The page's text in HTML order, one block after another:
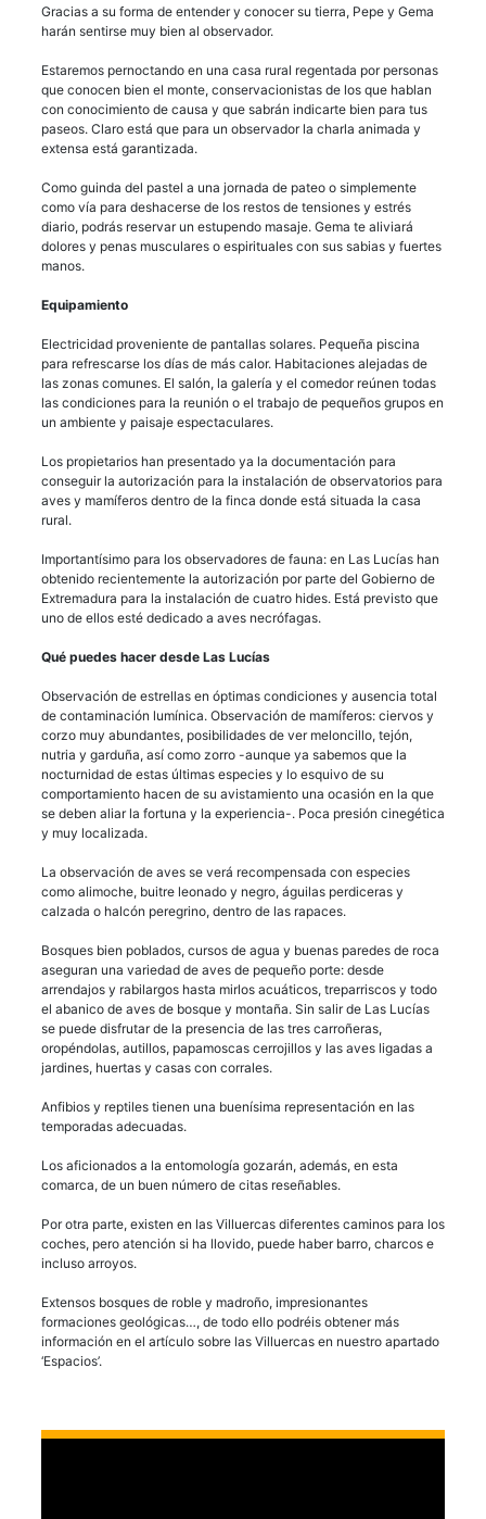
Gracias a su forma de entender y conocer su tierra, Pepe y Gema
harán sentirse muy bien al observador.
Estaremos pernoctando en una casa rural regentada por personas
que conocen bien el monte, conservacionistas de los que hablan
con conocimiento de causa y que sabrán indicarte bien para tus
paseos. Claro está que para un observador la charla animada y
extensa está garantizada.
Como guinda del pastel a una jornada de pateo o simplemente
como vía para deshacerse de los restos de tensiones y estrés
diario, podrás reservar un estupendo masaje. Gema te aliviará
dolores y penas musculares o espirituales con sus sabias y fuertes
manos.
Equipamiento
Electricidad proveniente de pantallas solares. Pequeña piscina
para refrescarse los días de más calor. Habitaciones alejadas de
las zonas comunes. El salón, la galería y el comedor reúnen todas
las condiciones para la reunión o el trabajo de pequeños grupos en
un ambiente y paisaje espectaculares.
Los propietarios han presentado ya la documentación para
conseguir la autorización para la instalación de observatorios para
aves y mamíferos dentro de la finca donde está situada la casa
rural.
Importantísimo para los observadores de fauna: en Las Lucías han
obtenido recientemente la autorización por parte del Gobierno de
Extremadura para la instalación de cuatro hides. Está previsto que
uno de ellos esté dedicado a aves necrófagas.
Qué puedes hacer desde Las Lucías
Observación de estrellas en óptimas condiciones y ausencia total
de contaminación lumínica. Observación de mamíferos: ciervos y
corzo muy abundantes, posibilidades de ver meloncillo, tejón,
nutria y garduña, así como zorro -aunque ya sabemos que la
nocturnidad de estas últimas especies y lo esquivo de su
comportamiento hacen de su avistamiento una ocasión en la que
se deben aliar la fortuna y la experiencia-. Poca presión cinegética
y muy localizada.
La observación de aves se verá recompensada con especies
como alimoche, buitre leonado y negro, águilas perdiceras y
calzada o halcón peregrino, dentro de las rapaces.
Bosques bien poblados, cursos de agua y buenas paredes de roca
aseguran una variedad de aves de pequeño porte: desde
arrendajos y rabilargos hasta mirlos acuáticos, treparriscos y todo
el abanico de aves de bosque y montaña. Sin salir de Las Lucías
se puede disfrutar de la presencia de las tres carroñeras,
oropéndolas, autillos, papamoscas cerrojillos y las aves ligadas a
jardines, huertas y casas con corrales.
Anfibios y reptiles tienen una buenísima representación en las
temporadas adecuadas.
Los aficionados a la entomología gozarán, además, en esta
comarca, de un buen número de citas reseñables.
Por otra parte, existen en las Villuercas diferentes caminos para los
coches, pero atención si ha llovido, puede haber barro, charcos e
incluso arroyos.
Extensos bosques de roble y madroño, impresionantes
formaciones geológicas…, de todo ello podréis obtener más
información en el artículo sobre las Villuercas en nuestro apartado
‘Espacios’.